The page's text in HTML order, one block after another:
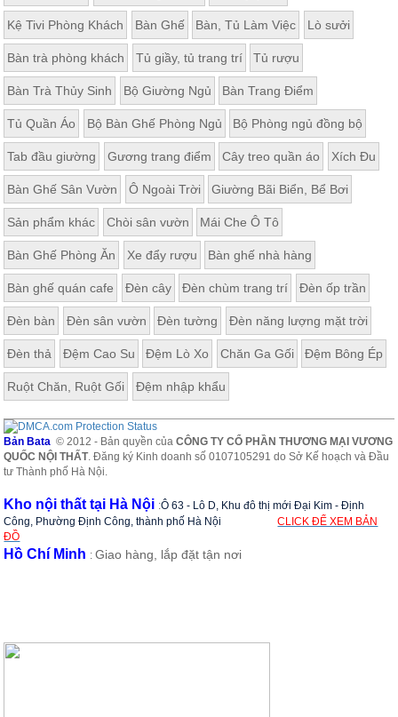
Kệ Tivi Phòng Khách Bàn Ghế Bàn, Tủ Làm Việc Lò sưởi
Bàn trà phòng khách Tủ giầy, tủ trang trí Tủ rượu
Bàn Trà Thủy Sinh Bộ Giường Ngủ Bàn Trang Điểm
Tủ Quần Áo Bộ Bàn Ghế Phòng Ngủ Bộ Phòng ngủ đồng bộ
Tab đầu giường Gương trang điểm Cây treo quần áo Xích Đu
Bàn Ghế Sân Vườn Ô Ngoài Trời Giường Bãi Biển, Bể Bơi
Sản phẩm khác Chòi sân vườn Mái Che Ô Tô
Bàn Ghế Phòng Ăn Xe đẩy rượu Bàn ghế nhà hàng
Bàn ghế quán cafe Đèn cây Đèn chùm trang trí Đèn ốp trần
Đèn bàn Đèn sân vườn Đèn tường Đèn năng lượng mặt trời
Đèn thả Đệm Cao Su Đệm Lò Xo Chăn Ga Gối Đệm Bông Ép
Ruột Chăn, Ruột Gối Đệm nhập khẩu
Bản Bata © 2012 - Bản quyền củaCÔNG TY CỔ PHẦN THƯƠNG MẠI VƯƠNG
QUỐC NỘI THẤT. Đăng ký Kinh doanh số 0107105291 do Sở Kế hoạch và Đầu
tư Thành phố Hà Nội.
Kho nội thất tại Hà Nội :Ô 63 - Lô D, Khu đô thị mới Đại Kim - Định
Công, Phường Định Công, thành phố Hà Nội
CLICK ĐỂ XEM BẢN
ĐỒ
Hồ Chí Minh :Giao hàng, lắp đặt tận nơi